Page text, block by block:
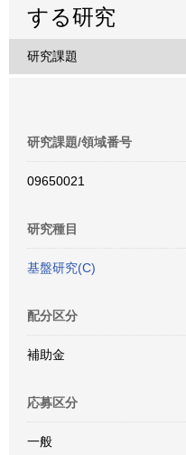
する研究
研究課題
研究課題/領域番号
09650021
研究種目
基盤研究(C)
配分区分
補助金
応募区分
一般